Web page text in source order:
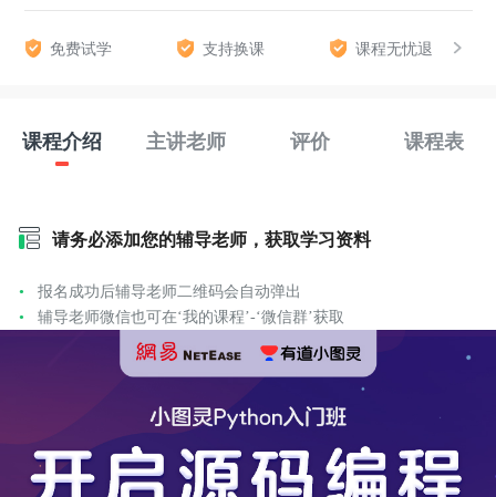
免费试学 支持换课 课程无忧退
课程介绍 主讲老师 评价 课程表
请务必添加您的辅导老师，获取学习资料
报名成功后辅导老师二维码会自动弹出
辅导老师微信也可在‘我的课程’-‘微信群’获取